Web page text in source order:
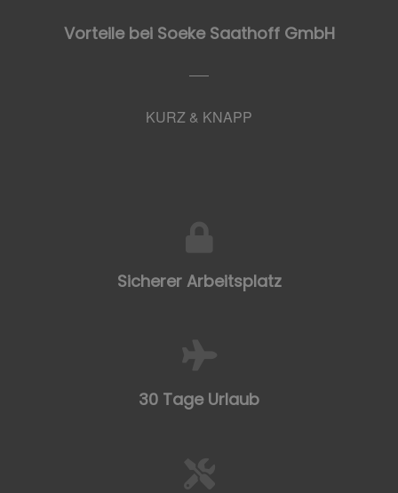
Vorteile bei Soeke Saathoff GmbH
KURZ & KNAPP
Sicherer Arbeitsplatz
30 Tage Urlaub